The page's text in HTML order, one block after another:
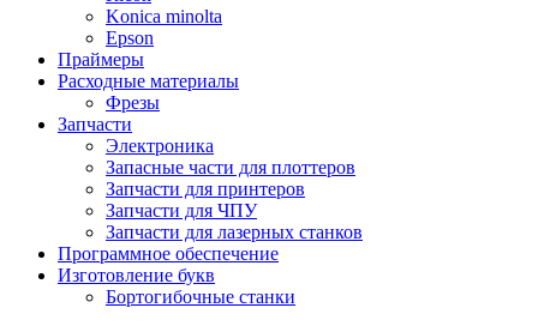
Konica minolta
Epson
Праймеры
Расходные материалы
Фрезы
Запчасти
Электроника
Запасные части для плоттеров
Запчасти для принтеров
Запчасти для ЧПУ
Запчасти для лазерных станков
Программное обеспечение
Изготовление букв
Бортогибочные станки